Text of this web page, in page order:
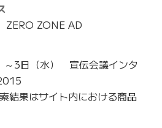
ZONE AD
3日（水） 宣伝会議インタ
結果はサイト内における商品